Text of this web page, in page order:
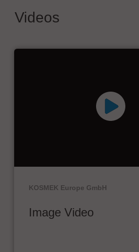
Videos
KOSMEK Europe GmbH
Image Video